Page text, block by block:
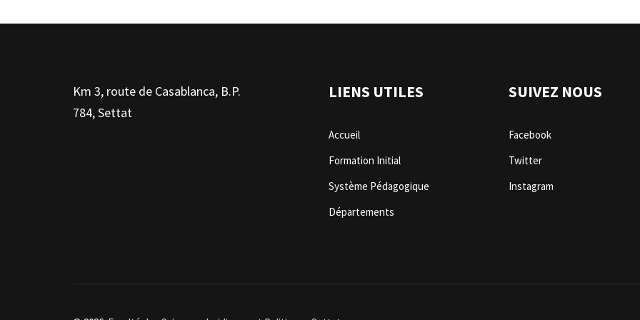
Km 3, route de Casablanca, B.P.
784, Settat
LIENS UTILES
Accueil
Formation Initial
Système Pédagogique
Départements
SUIVEZ NOUS
Facebook
Twitter
Instagram